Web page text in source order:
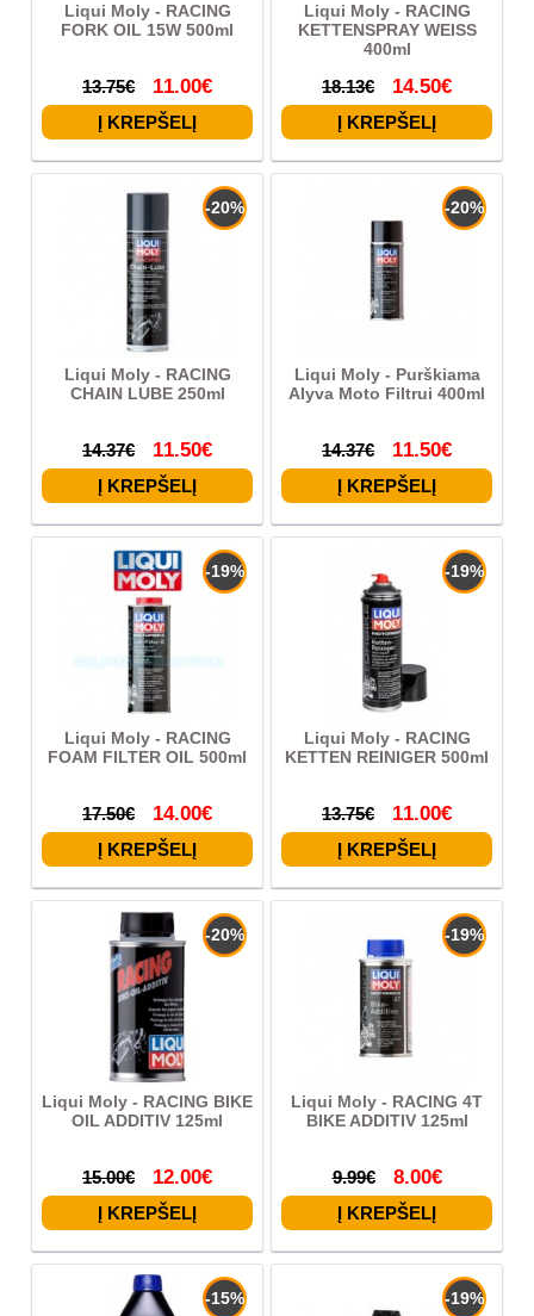
Liqui Moly - RACING
FORK OIL 15W 500ml
13.75€ 11.00€
Liqui Moly - RACING
KETTENSPRAY WEISS
400ml
18.13€ 14.50€
-20%
Liqui Moly - RACING
CHAIN LUBE 250ml
14.37€ 11.50€
-20%
Liqui Moly - Purškiama
Alyva Moto Filtrui 400ml
14.37€ 11.50€
-19%
Liqui Moly - RACING
FOAM FILTER OIL 500ml
17.50€ 14.00€
-19%
Liqui Moly - RACING
KETTEN REINIGER 500ml
13.75€ 11.00€
-20%
Liqui Moly - RACING BIKE
OIL ADDITIV 125ml
15.00€ 12.00€
-19%
Liqui Moly - RACING 4T
BIKE ADDITIV 125ml
9.99€ 8.00€
-15% -19%